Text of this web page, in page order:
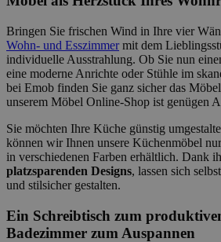
Bringen Sie frischen Wind in Ihre vier
Wohn- und Esszimmermit dem
individuelle Ausstrahlung. Ob Sie nun
eine moderne Anrichte oder Stühle im
bei Emob finden Sie ganz sicher das
unserem Möbel Online-Shop ist genügen
Sie möchten Ihre Küche günstig
können wir Ihnen unsere Küchenmöbel
in verschiedenen Farben erhältlich. Dank
platzsparenden Designs, lassen sich
und stilsicher gestalten.
Ein Schreibtisch zum
Badezimmer zum Auspannen